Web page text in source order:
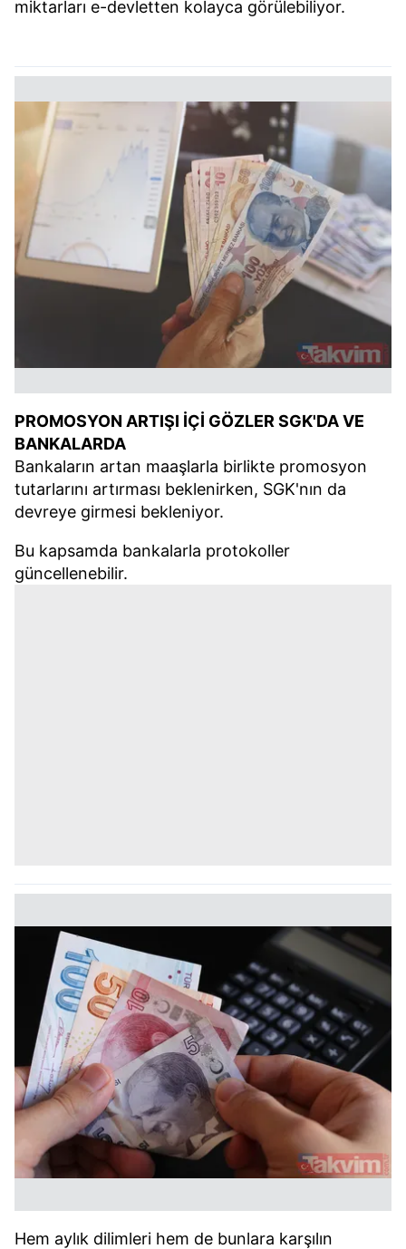
miktarları e-devletten kolayca görülebiliyor.
PROMOSYON ARTIŞI İÇİ GÖZLER SGK'DA VE
BANKALARDA
Bankaların artan maaşlarla birlikte promosyon
tutarlarını artırması beklenirken, SGK'nın da
devreye girmesi bekleniyor.
Bu kapsamda bankalarla protokoller
güncellenebilir.
Hem aylık dilimleri hem de bunlara karşılın